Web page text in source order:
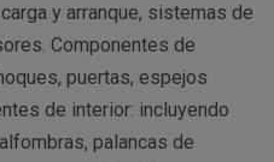
y arranque, sistemas de
Componentes de
puertas, espejos
de interior: incluyendo
palancas de